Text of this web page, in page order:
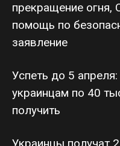
прекращение
помощь по
заявление
Успеть до 5
украинцам по 40
получить